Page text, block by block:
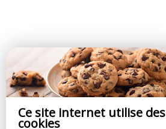
Ce site internet utilise des
cookies